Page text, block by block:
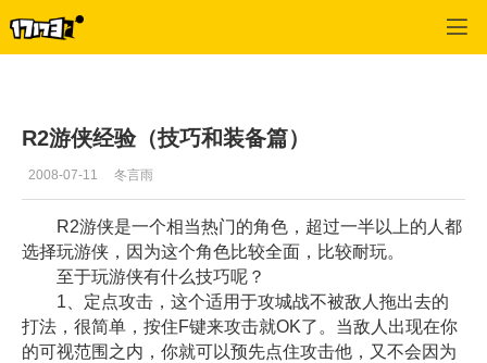
R2游侠经验（技巧和装备篇）
2008-07-11 冬言雨
R2游侠是一个相当热门的角色，超过一半以上的人都
选择玩游侠，因为这个角色比较全面，比较耐玩。
至于玩游侠有什么技巧呢？
1、定点攻击，这个适用于攻城战不被敌人拖出去的
打法，很简单，按住F键来攻击就OK了。当敌人出现在你
的可视范围之内，你就可以预先点住攻击他，又不会因为